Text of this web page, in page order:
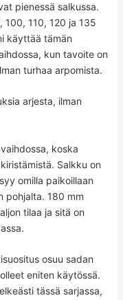
pienessä salkussa.
100, 110, 120 ja 135
käyttää tämän
kun tavoite on
turhaa arpomista.
arjesta, ilman
koska
Salkku on
omilla paikoillaan
pohjalta. 180 mm
tilaa ja sitä on
osuu sadan
eniten käytössä.
tässä sarjassa,